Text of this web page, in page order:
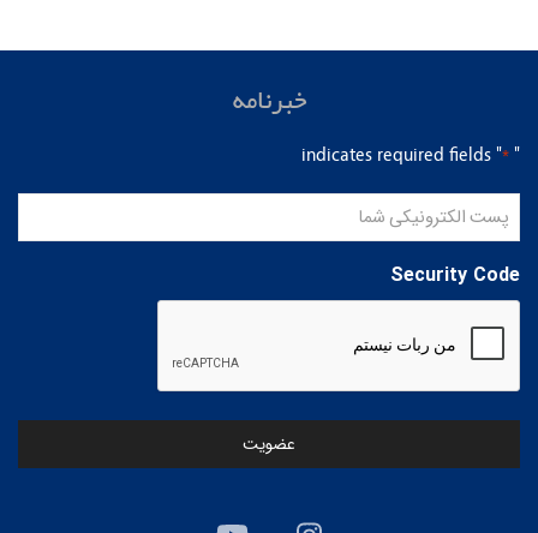
خبرنامه
"
*
" indicates required fields
الکترونیکی
شما
Security Code